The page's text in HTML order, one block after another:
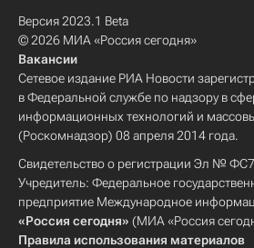
Версия 2023.1 Beta
© 2026 МИА «Россия сегодня»
Вакансии
Сетевое издание РИА Новости
в Федеральной службе по надзору в
информационных технологий и
(Роскомнадзор) 08 апреля 2014 года.
Свидетельство о регистрации Эл №
Учредитель: Федеральное
предприятие Международное
«Россия сегодня» (МИА «Россия
Правила использования материалов